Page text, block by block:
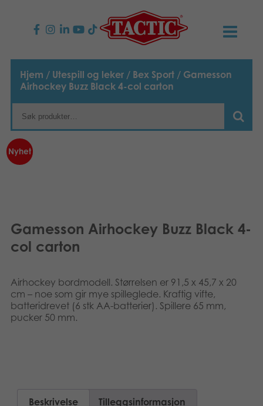
PRODUKTER
Barnespill
Familiespill
Leker
Bøker
Applikasjoner
TACTIC
KONTAKTER
Media
Suomi
Polski
Hjem / Utespill og leker / Bex Sport / Gamesson
Airhockey Buzz Black 4-col carton
Nyhet
Gamesson Airhockey Buzz Black 4-
col carton
Airhockey bordmodell. Størrelsen er 91,5 x 45,7 x 20
cm – noe som gir mye spilleglede. Kraftig vifte,
batteridrevet (6 stk AA-batterier). Spillere 65 mm,
pucker 50 mm.
Beskrivelse Tilleggsinformasjon